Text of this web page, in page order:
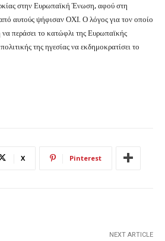
στην Ευρωπαϊκή Ένωση, αφού στη
αυτούς ψήφισαν ΟΧΙ. Ο λόγος για τον οποίο
περάσει το κατώφλι της Ευρωπαϊκής
της ηγεσίας να εκδημοκρατίσει το
X Pinterest
NEXT ARTICLE